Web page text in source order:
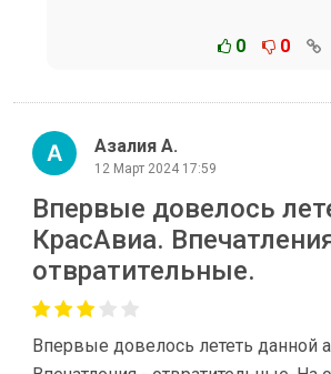
0 0
Азалия А.
12 Март 2024 17:59
Впервые довелось
КрасАвиа.
отвратительные.
Впервые довелось лететь данной